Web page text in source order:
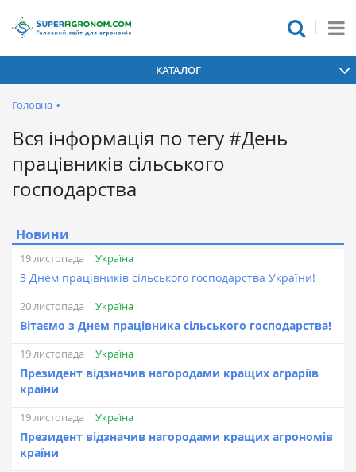
КАТАЛОГ
Головна •
Вся інформація по тегу #День
працівників сільського
господарства
Новини
19 листопада Україна
З Днем працівників сільського господарства України!
20 листопада Україна
Вітаємо з Днем працівника сільського господарства!
19 листопада Україна
Президент відзначив нагородами кращих аграріїв
країни
19 листопада Україна
Президент відзначив нагородами кращих агрономів
країни